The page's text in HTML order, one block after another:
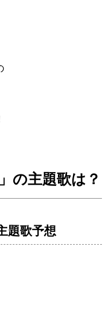
の主題歌は？
題歌予想